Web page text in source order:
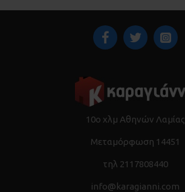
10ο χλμ Αθηνών Λαμίας
Μεταμόρφωση 14451
τηλ 2117808440
info@karagianni.com